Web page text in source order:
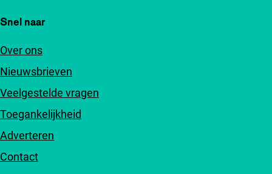
Snel naar
Over ons
Nieuwsbrieven
Veelgestelde vragen
Toegankelijkheid
Adverteren
Contact